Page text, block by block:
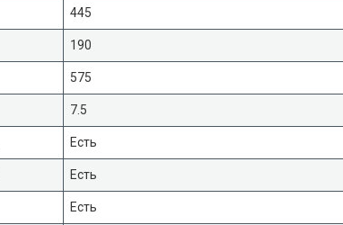
445
190
575
7.5
Есть
Есть
Есть